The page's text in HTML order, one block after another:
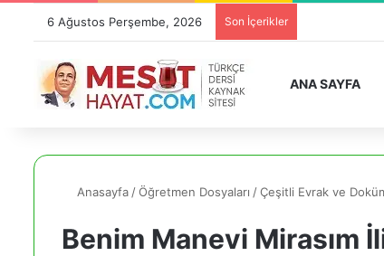
6 Ağustos Perşembe, 2026 Son İçerikler
ANA SAYFA
Anasayfa /Öğretmen Dosyaları /Çeşitli Evrak ve
Benim Manevi Mirasım